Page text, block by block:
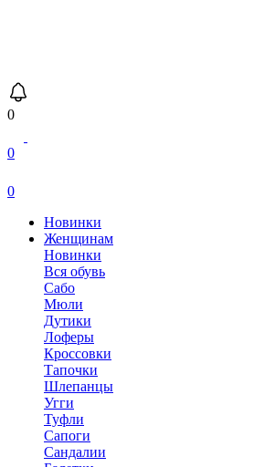
0
0
0
Новинки
Женщинам
Новинки
Вся обувь
Сабо
Мюли
Дутики
Лоферы
Кроссовки
Тапочки
Шлепанцы
Угги
Туфли
Сапоги
Сандалии